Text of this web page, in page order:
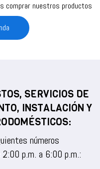
comprar nuestros productos
SERVICIOS DE
INSTALACIÓN Y
números
p.m. a 6:00 p.m.: